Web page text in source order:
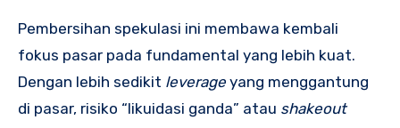
Pembersihan spekulasi ini membawa kembali
fokus pasar pada fundamental yang lebih kuat.
Dengan lebih sedikit leverage yang menggantung
di pasar, risiko “likuidasi ganda” atau shakeout